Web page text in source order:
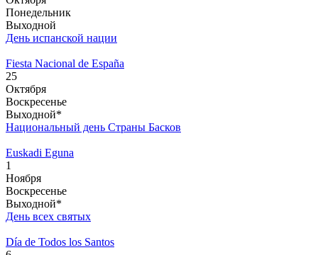
Понедельник
Выходной
День испанской нации
Fiesta Nacional de España
25
Октября
Воскресенье
Выходной*
Национальный день Страны Басков
Euskadi Eguna
1
Ноября
Воскресенье
Выходной*
День всех святых
Día de Todos los Santos